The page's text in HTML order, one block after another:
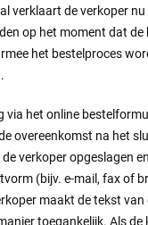
verklaart de verkoper
op het moment dat de
het bestelproces
via het online
overeenkomst na het
verkoper opgeslagen
(bijv. e-mail, fax of
maakt de tekst van
toegankelijk. Als de